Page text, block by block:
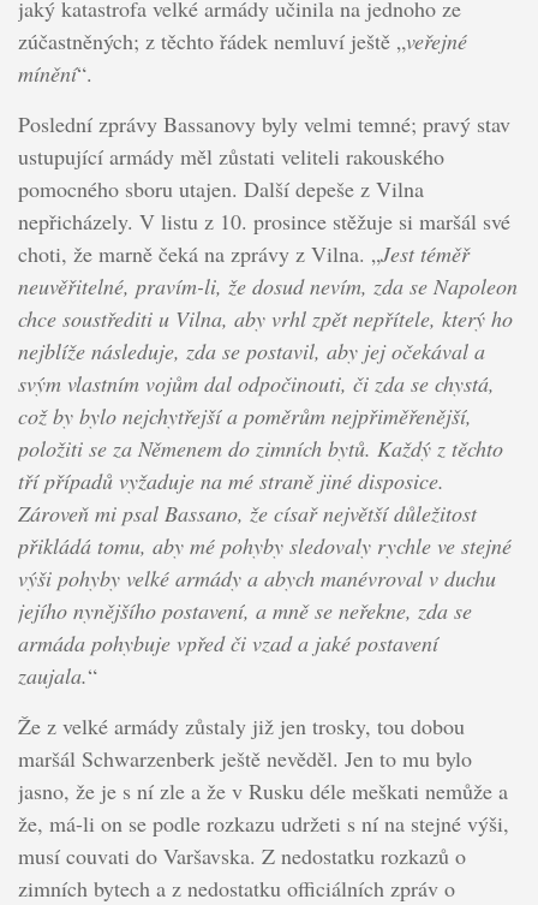
jaký katastrofa velké armády učinila na jednoho ze
zúčastněných; z těchto řádek nemluví ještě „veřejné
mínění“.
Poslední zprávy Bassanovy byly velmi temné; pravý stav
ustupující armády měl zůstati veliteli rakouského
pomocného sboru utajen. Další depeše z Vilna
nepřicházely. V listu z 10. prosince stěžuje si maršál své
choti, že marně čeká na zprávy z Vilna. „Jest téměř
neuvěřitelné, pravím-li, že dosud nevím, zda se Napoleon
chce soustřediti u Vilna, aby vrhl zpět nepřítele, který ho
nejblíže následuje, zda se postavil, aby jej očekával a
svým vlastním vojům dal odpočinouti, či zda se chystá,
což by bylo nejchytřejší a poměrům nejpřiměřenější,
položiti se za Němenem do zimních bytů. Každý z těchto
tří případů vyžaduje na mé straně jiné disposice.
Zároveň mi psal Bassano, že císař největší důležitost
přikládá tomu, aby mé pohyby sledovaly rychle ve stejné
výši pohyby velké armády a abych manévroval v duchu
jejího nynějšího postavení, a mně se neřekne, zda se
armáda pohybuje vpřed či vzad a jaké postavení
zaujala.“
Že z velké armády zůstaly již jen trosky, tou dobou
maršál Schwarzenberk ještě nevěděl. Jen to mu bylo
jasno, že je s ní zle a že v Rusku déle meškati nemůže a
že, má-li on se podle rozkazu udržeti s ní na stejné výši,
musí couvati do Varšavska. Z nedostatku rozkazů o
zimních bytech a z nedostatku officiálních zpráv o